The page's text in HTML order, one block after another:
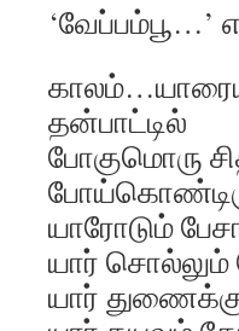
தன்பாட்டில்
போகுமொரு
யாரோடும்
யார் சொல்லும்
யார்